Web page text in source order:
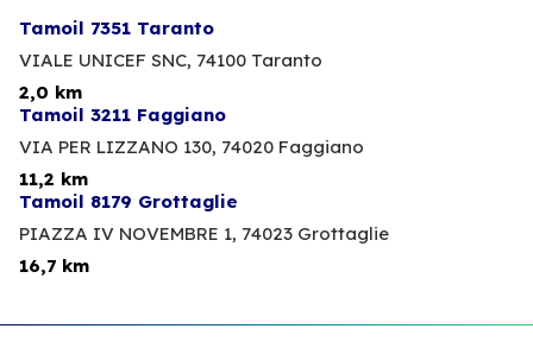
Tamoil 7351 Taranto
VIALE UNICEF SNC, 74100 Taranto
2,0 km
Tamoil 3211 Faggiano
VIA PER LIZZANO 130, 74020 Faggiano
11,2 km
Tamoil 8179 Grottaglie
PIAZZA IV NOVEMBRE 1, 74023 Grottaglie
16,7 km